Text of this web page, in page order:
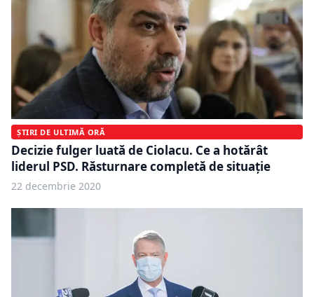
ȘTIRI DE ULTIMĂ ORĂ
Decizie fulger luată de Ciolacu. Ce a hotărât
liderul PSD. Răsturnare completă de situație
22 decembrie 2020